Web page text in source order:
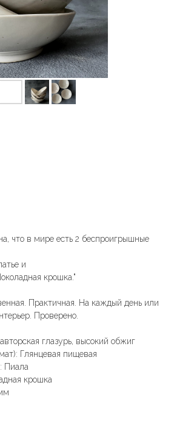
что в мире есть 2 беспроигрышные
и
крошка."
Практичная. На каждый день или
Проверено.
глазурь, высокий обжиг
Глянцевая пищевая
Пиала
крошка